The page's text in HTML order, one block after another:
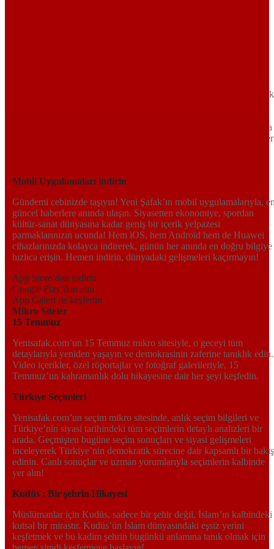
Tarafsız, dinamik ve derinlemesine habercilik anlayışıyla Yeni
bir yelpazede sunduğu haberlerle, hem Türkiye’de hem de dünyada
neler olup bittiğini anında öğrenin. Dijital platformlarıyla her an, her
Mobil Uygulamaları indirin
Gündemi cebinizde taşıyın! Yeni Şafak’ın mobil uygulamalarıyla,
güncel haberlere anında ulaşın. Siyasetten ekonomiye, spordan
kültür-sanat dünyasına kadar geniş bir içerik yelpazesi
parmaklarınızın ucunda! Hem iOS, hem Android hem de Huawei
cihazlarınızda kolayca indirerek, günün her anında en doğru bilgiye
hızlıca erişin. Hemen indirin, dünyadaki gelişmeleri kaçırmayın!
App Store’dan indirin
Google Play’dan alın
App Galeri ile keşfedin
Mikro Siteler
15 Temmuz
Yenisafak.com’un 15 Temmuz mikro sitesiyle, o geceyi tüm
detaylarıyla yeniden yaşayın ve demokrasinin zaferine tanıklık edin.
Video içerikler, özel röportajlar ve fotoğraf galerileriyle, 15
Temmuz’un kahramanlık dolu hikayesine dair her şeyi keşfedin.
Türkiye Seçimleri
Yenisafak.com’un seçim mikro sitesinde, anlık seçim bilgileri ve
Türkiye’nin siyasi tarihindeki tüm seçimlerin detaylı analizleri bir
arada. Geçmişten bugüne seçim sonuçları ve siyasi gelişmeleri
inceleyerek Türkiye’nin demokratik sürecine dair kapsamlı bir bakış
edinin. Canlı sonuçlar ve uzman yorumlarıyla seçimlerin kalbinde
yer alın!
Kudüs : Bir şehrin Hikayesi
Müslümanlar için Kudüs, sadece bir şehir değil, İslam’ın kalbindeki
kutsal bir mirastır. Kudüs’ün İslam dünyasındaki eşsiz yerini
keşfetmek ve bu kadim şehrin bugünkü anlamına tanık olmak için